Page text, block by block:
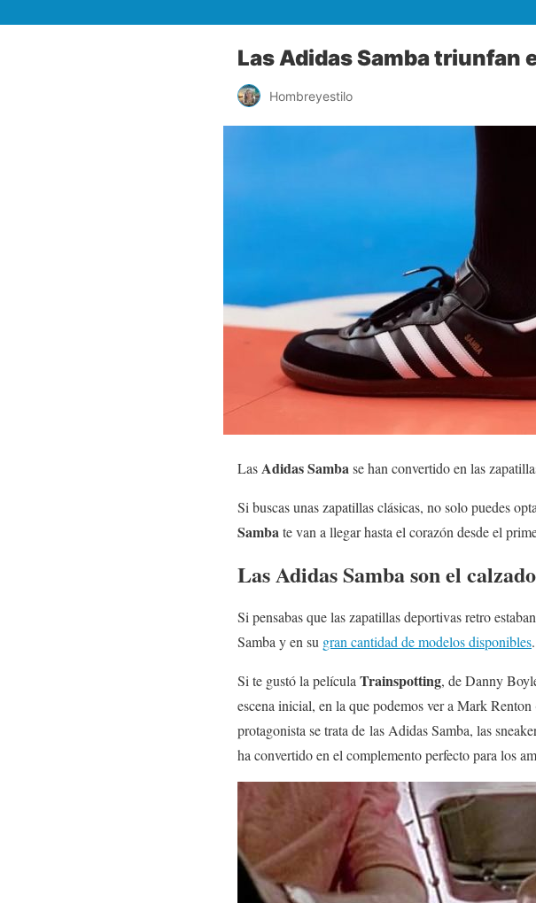
Las Adidas Samba triunfan
Hombreyestilo
LasAdidas Sambase han convertido en las
Si buscas unas zapatillas clásicas, no solo puedes
Sambate van a llegar hasta el corazón desde el
Las Adidas Samba son el
Si pensabas que las zapatillas deportivas retro
Samba y en su gran cantidad de modelos disponibles.
Si te gustó la película Trainspotting, de Danny
escena inicial, en la que podemos ver a Mark
protagonista se trata de las Adidas Samba, las
ha convertido en el complemento perfecto para los